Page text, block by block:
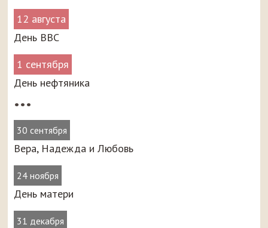
12 августа
День ВВС
1 сентября
День нефтяника
•••
30 сентября
Вера, Надежда и Любовь
24 ноября
День матери
31 декабря